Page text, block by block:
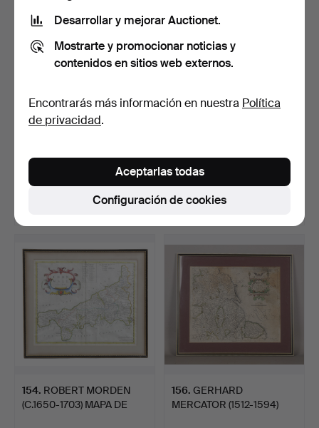
PHILLIPS DE 12
PULGADAS DE…
(C.1650-1703), MAPA DE
WARWI…
Vendido
154. ROBERT MORDEN
(C.1650-1703) MAPA DE
156. GERHARD
MERCATOR (1512-1594)
Desarrollar y mejorar Auctionet.
Mostrarte y promocionar noticias y
contenidos en sitios web externos.
Encontrarás más información en nuestra Política
de privacidad.
Configuración de cookies
Aceptarlas todas